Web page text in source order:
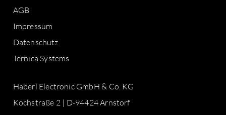
AGB
Impressum
Datenschutz
Ternica Systems
Haberl Electronic GmbH & Co. KG
Kochstraße 2 | D-94424 Arnstorf